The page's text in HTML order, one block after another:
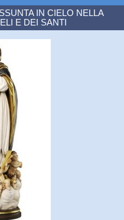
IN CIELO NELLA
E DEI SANTI